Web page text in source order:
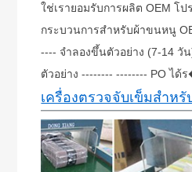
ใช่เรายอมรับการผลิต OEM โ
กระบวนการสำหรับผ้าขนหนู
---- จำลองขึ้นตัวอย่าง (7-14 วั
ตัวอย่าง -------- -------- PO ได้
เครื่องตรวจจับเข็มสำห